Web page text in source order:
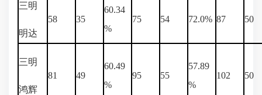
三明
明达
58 35
60.34
%
75 54 72.0% 87 50
三明
鸿辉
81 49
60.49
%
95 55
57.89
%
102 50